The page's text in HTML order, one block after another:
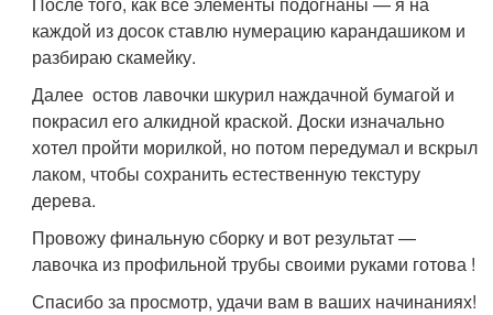
каждой из досок ставлю нумерацию карандашиком и
разбираю скамейку.
Далее остов лавочки шкурил наждачной бумагой и
покрасил его алкидной краской. Доски изначально
хотел пройти морилкой, но потом передумал и вскрыл
лаком, чтобы сохранить естественную текстуру
дерева.
Провожу финальную сборку и вот результат —
лавочка из профильной трубы своими руками готова !
Спасибо за просмотр, удачи вам в ваших начинаниях!